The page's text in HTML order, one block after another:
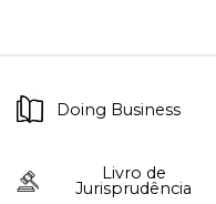
Doing Business
Livro de
Jurisprudência